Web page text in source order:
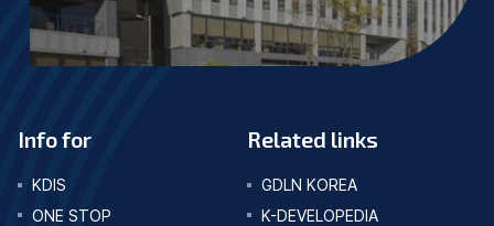
Info for
KDIS
ONE STOP
Related links
GDLN KOREA
K-DEVELOPEDIA